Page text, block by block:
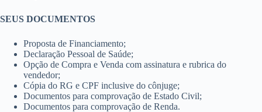
SEUS DOCUMENTOS
Proposta de Financiamento;
Declaração Pessoal de Saúde;
Opção de Compra e Venda com assinatura e rubrica do
vendedor;
Cópia do RG e CPF inclusive do cônjuge;
Documentos para comprovação de Estado Civil;
Documentos para comprovação de Renda.